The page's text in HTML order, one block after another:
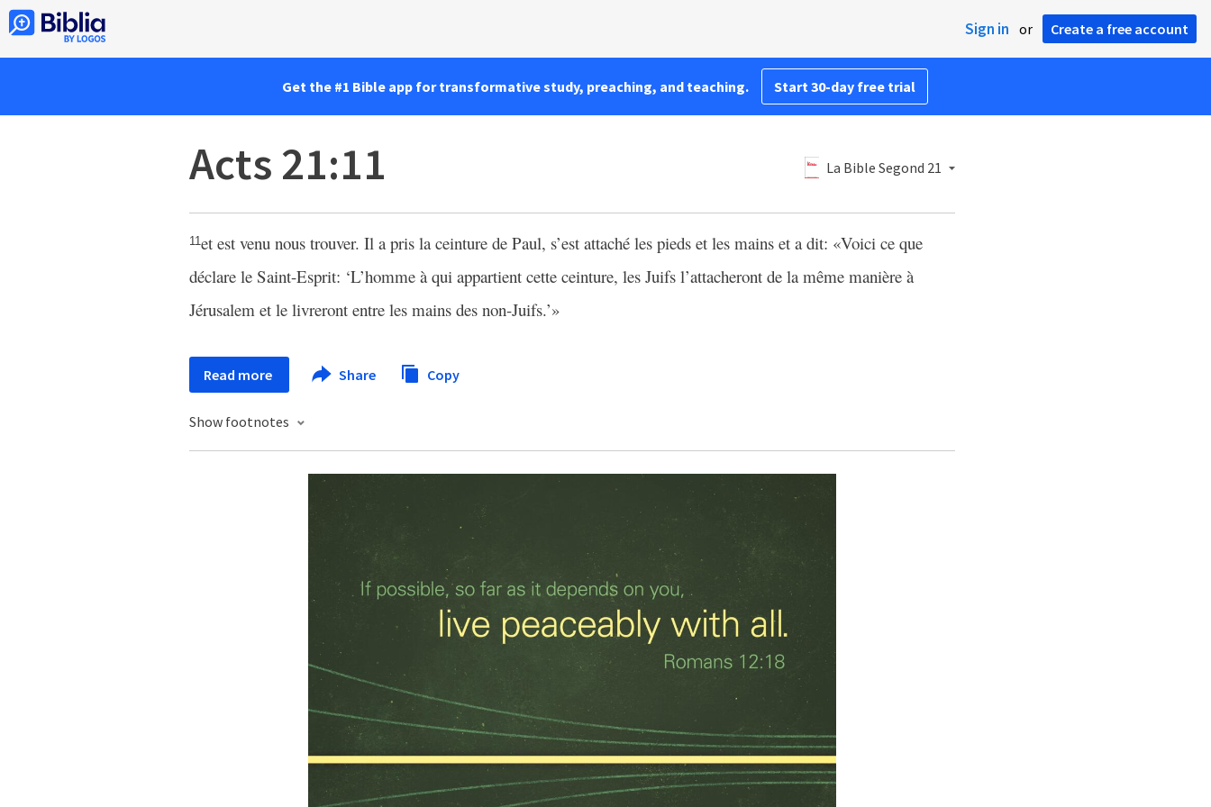
Sign in or Create a free account
Get the #1 Bible app for transformative study, preaching, and teaching. Start 30-day free trial
Acts 21:11 La Bible Segond 21
11et est venu nous trouver. Il a pris la ceinture de Paul, s’est attaché les pieds et les mains et a dit: «Voici ce que
déclare le Saint-Esprit: ‘L’homme à qui appartient cette ceinture, les Juifs l’attacheront de la même manière à
Jérusalem et le livreront entre les mains des non-Juifs.’»
Read more Share Copy
Show footnotes